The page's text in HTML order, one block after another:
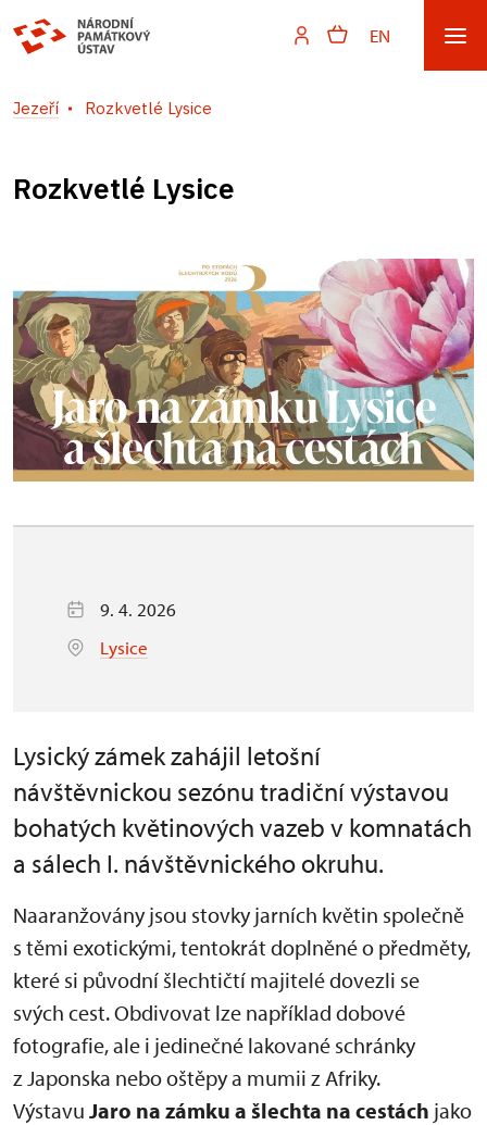
EN
Jezeří Rozkvetlé Lysice
Rozkvetlé Lysice
9. 4. 2026
Lysice
Lysický zámek zahájil letošní
návštěvnickou sezónu tradiční výstavou
bohatých květinových vazeb v komnatách
a sálech I. návštěvnického okruhu.
Naaranžovány jsou stovky jarních květin společně
s těmi exotickými, tentokrát doplněné o předměty,
které si původní šlechtičtí majitelé dovezli se
svých cest. Obdivovat lze například dobové
fotografie, ale i jedinečné lakované schránky
z Japonska nebo oštěpy a mumii z Afriky.
Výstavu Jaro na zámku a šlechta na cestách jako